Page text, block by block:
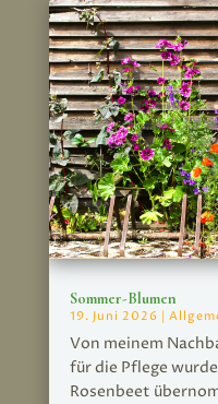
Sommer-Blumen
19. Juni 2026 |
Von meinem
für die Pflege
Rosenbeet